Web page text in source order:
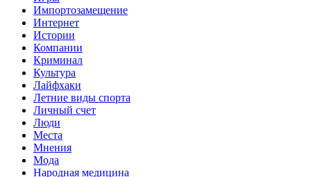
Импортозамещение
Интернет
Истории
Компании
Криминал
Культура
Лайфхаки
Летние виды спорта
Личный счет
Люди
Места
Мнения
Мода
Народная медицина